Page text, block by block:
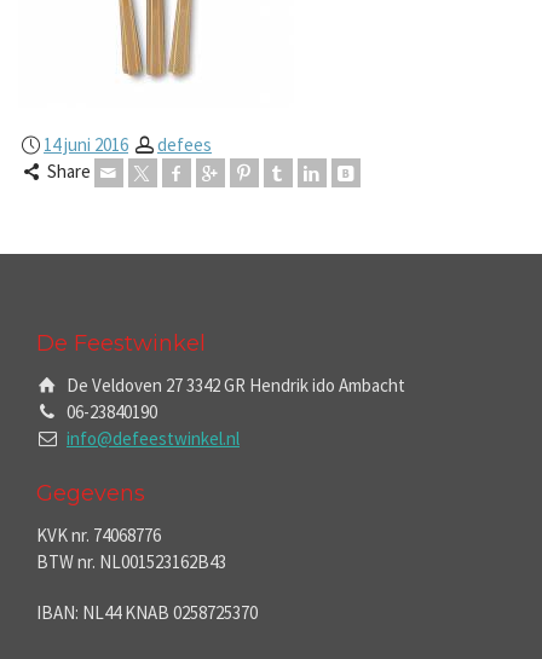
14 juni 2016
defees
Share
De Feestwinkel
De Veldoven 27 3342 GR Hendrik ido Ambacht
06-23840190
info@defeestwinkel.nl
Gegevens
KVK nr. 74068776
BTW nr. NL001523162B43
IBAN: NL44 KNAB 0258725370